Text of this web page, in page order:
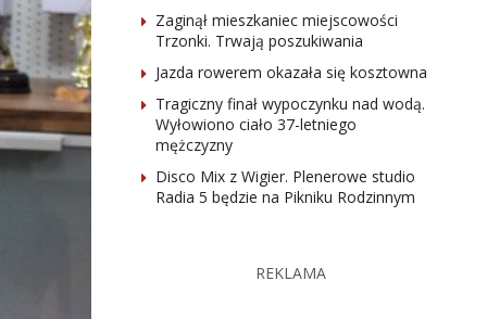
Zaginął mieszkaniec miejscowości
Trzonki. Trwają poszukiwania
Jazda rowerem okazała się kosztowna
Tragiczny finał wypoczynku nad wodą.
Wyłowiono ciało 37-letniego
mężczyzny
Disco Mix z Wigier. Plenerowe studio
Radia 5 będzie na Pikniku Rodzinnym
REKLAMA